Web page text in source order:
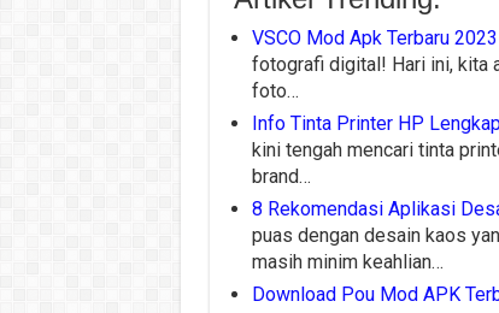
VSCO Mod Apk Terbaru
fotografi digital! Hari ini, kita
foto…
Info Tinta Printer HP
kini tengah mencari tinta
brand…
8 Rekomendasi Aplikasi
puas dengan desain kaos
masih minim keahlian…
Download Pou Mod APK